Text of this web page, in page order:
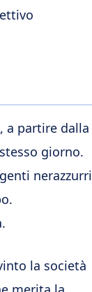
a partire dalla
giorno.
nerazzurri
la società